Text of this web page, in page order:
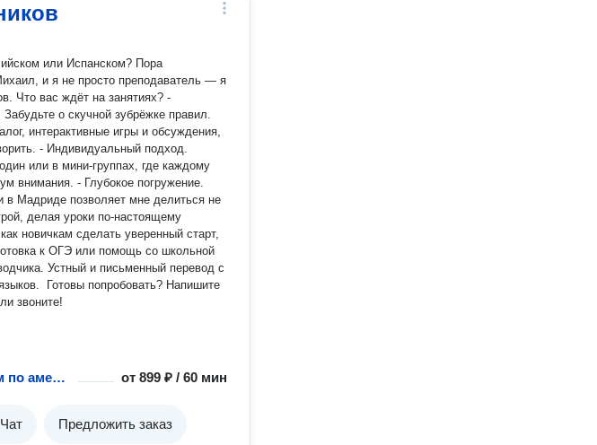
или Испанском? Пора
-
Забудьте о скучной зубрёжке правил.
интерактивные игры и обсуждения,
подход.
или в мини-группах, где каждому
погружение.
в Мадриде позволяет мне делиться не
делая уроки по-настоящему
к ОГЭ или помощь со школьной
Напишите
звоните!
Занятие с репетитором по американскому английскому языку от899 ₽ / 60 мин
Чат Предложить заказ